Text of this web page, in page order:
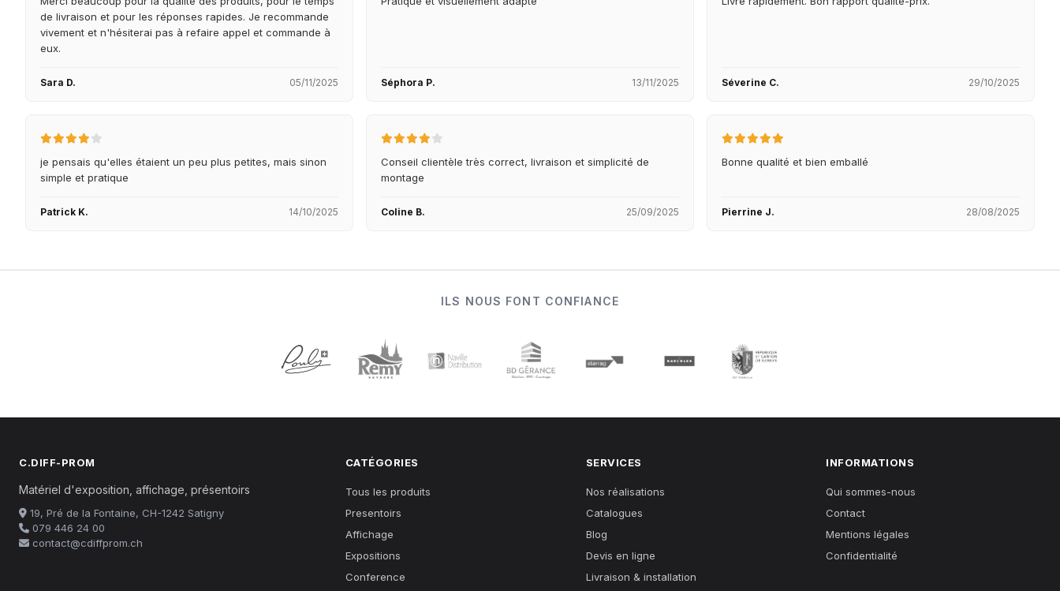
de livraison et pour les réponses rapides. Je recommande
vivement et n'hésiterai pas à refaire appel et commande à
eux.
Sara D. 05/11/2025 Séphora P. 13/11/2025 Séverine C. 29/10/2025
je pensais qu'elles étaient un peu plus petites, mais sinon
simple et pratique
Patrick K. 14/10/2025
Conseil clientèle très correct, livraison et simplicité de
montage
Coline B. 25/09/2025
Bonne qualité et bien emballé
Pierrine J. 28/08/2025
ILS NOUS FONT CONFIANCE
C.DIFF-PROM
Matériel d'exposition, affichage, présentoirs
19, Pré de la Fontaine, CH-1242 Satigny
079 446 24 00
contact@cdiffprom.ch
CATÉGORIES
Tous les produits
Presentoirs
Affichage
Expositions
Conference
SERVICES
Nos réalisations
Catalogues
Blog
Devis en ligne
Livraison & installation
INFORMATIONS
Qui sommes-nous
Contact
Mentions légales
Confidentialité